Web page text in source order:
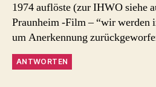
1974 auflöste (zur IHWO siehe
Praunheim -Film – “wir werden
um Anerkennung
ANTWORTEN